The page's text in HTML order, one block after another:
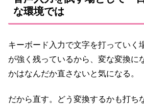
な環境では
キーボード入力で文字を打っていく
が強く残っているから、変な変換に
かはなんだか直さないと気になる。
だから直す。どう変換するかも打ち